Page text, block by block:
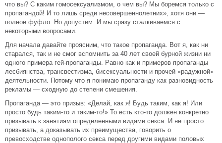
что вы? С каким гомосексуализмом, о чем вы? Мы боремся только с
пропагандой! И то лишь среди несовершеннолетних», хотя они —
полное фуфло. Но допустим. И мы сразу сталкиваемся с
некоторыми вопросами.
Для начала давайте проясним, что такое пропаганда. Вот я, как ни
старался, так и не смог вспомнить за 40 лет своей бурной жизни ни
одного примера гей-пропаганды. Равно как и примеров пропаганды
лесбиянства, трансвестизма, бисексуальности и прочей «радужной»
деятельности. Потому что я понимаю пропаганду как разновидность
рекламы — сходную до степени смешения.
Пропаганда — это призыв: «Делай, как я! Будь таким, как я! Или
просто будь таким-то и таким-то!» То есть кто-то должен конкретно
призывать к занятиям определенными видами секса. И не просто
призывать, а доказывать их преимущества, говорить о
превосходстве однополого секса перед другими видами половых